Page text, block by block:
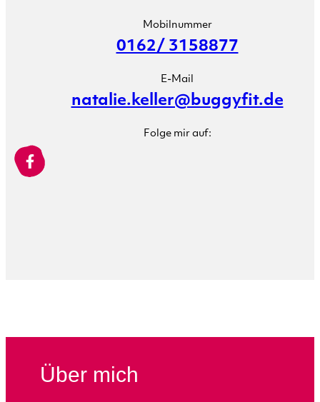
Mobilnummer
0162/ 3158877
E-Mail
natalie.keller@buggyfit.de
Folge mir auf:
Über mich